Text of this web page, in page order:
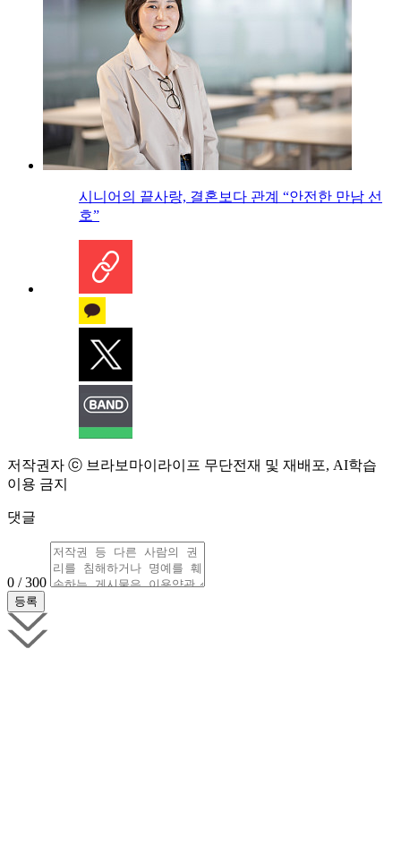
시니어의 끝사랑, 결혼보다 관계 “안전한 만남 선
호”
저작권자 ⓒ 브라보마이라이프 무단전재 및 재배포, AI학습
이용 금지
댓글
0 / 300